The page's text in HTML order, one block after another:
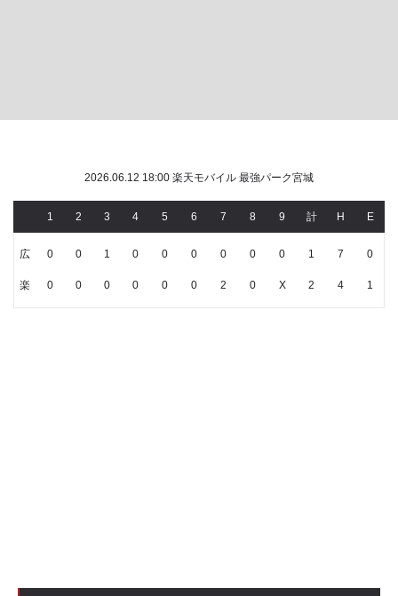
2026.06.12 18:00 楽天モバイル 最強パーク宮城
1 2 3 4 5 6 7 8 9 計 H E
広 0 0 1 0 0 0 0 0 0 1 7 0
楽 0 0 0 0 0 0 2 0 X 2 4 1